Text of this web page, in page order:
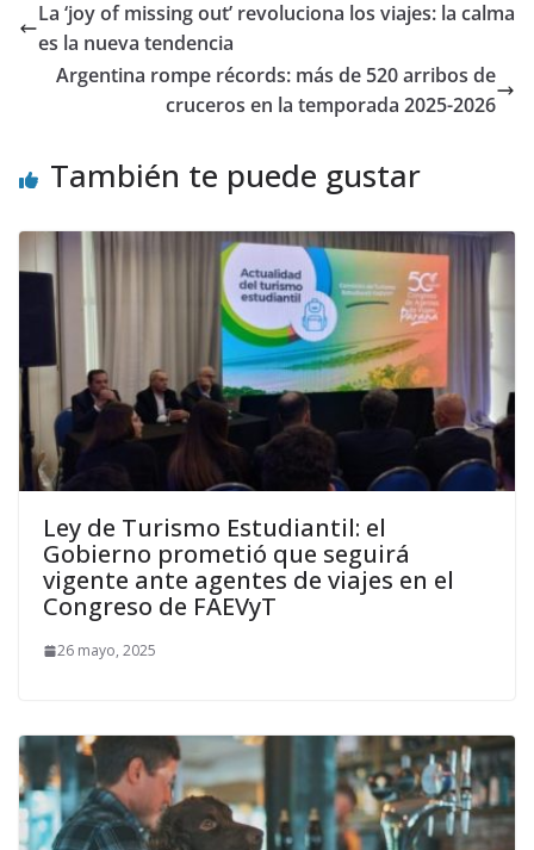
La ‘joy of missing out’ revoluciona los viajes: la calma
es la nueva tendencia
Argentina rompe récords: más de 520 arribos de
cruceros en la temporada 2025-2026
También te puede gustar
Ley de Turismo Estudiantil: el
Gobierno prometió que seguirá
vigente ante agentes de viajes en el
Congreso de FAEVyT
26 mayo, 2025